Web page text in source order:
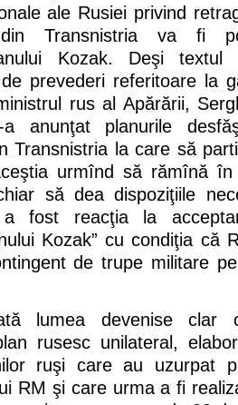
ale Rusiei privind
Transnistria va fi
Kozak. Deşi textul
prevederi referitoare la
rus al Apărării,
anunţat planurile
Transnistria la care să
urmînd să rămînă
să dea dispoziţiile
a fost reacţia la
Kozak” cu condiţia că
de trupe militare
lumea devenise clar
rusesc unilateral,
ruşi care au uzurpat
RM şi care urma a fi